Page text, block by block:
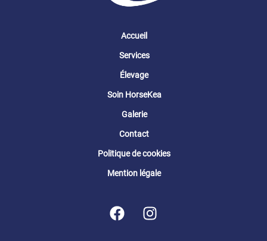
Accueil
Services
Élevage
Soin HorseKea
Galerie
Contact
Politique de cookies
Mention légale